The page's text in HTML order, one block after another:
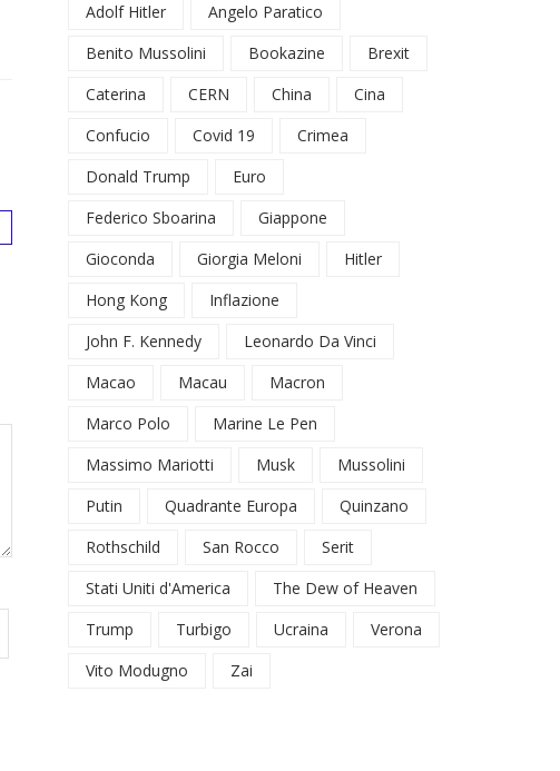
Adolf Hitler
Angelo Paratico
Benito Mussolini
Bookazine
Brexit
Caterina
CERN China
Cina
Confucio
Covid 19
Crimea
Donald Trump
Euro
Federico Sboarina
Giappone
Gioconda
Giorgia Meloni
Hitler
Hong Kong
Inflazione
John F. Kennedy
Leonardo Da Vinci
Macao
Macau
Macron
Marco Polo
Marine Le Pen
Massimo Mariotti
Musk
Mussolini
Putin
Quadrante Europa
Quinzano
Rothschild
San Rocco
Serit
Stati Uniti d'America
The Dew of Heaven
Trump
Turbigo Ucraina
Verona
Vito Modugno
Zai